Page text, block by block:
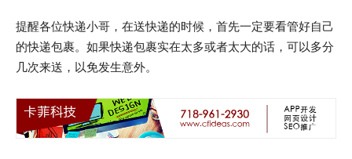
提醒各位快递小哥，在送快递的时候，首先一定要看管好自己
的快递包裹。如果快递包裹实在太多或者太大的话，可以多分
几次来送，以免发生意外。